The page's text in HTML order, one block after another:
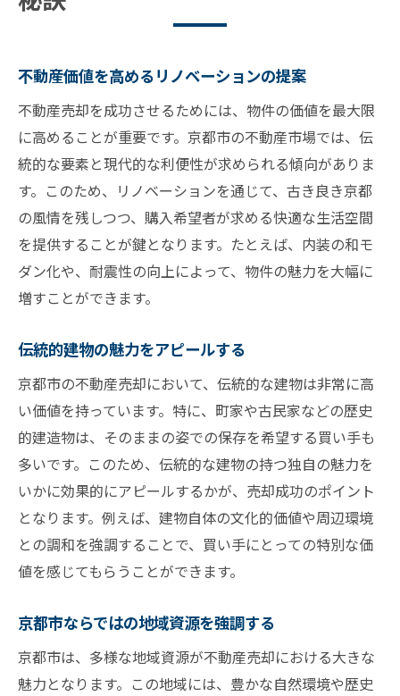
不動産価値を高めるリノベーションの提案
不動産売却を成功させるためには、物件の価値を最大限
に高めることが重要です。京都市の不動産市場では、伝
統的な要素と現代的な利便性が求められる傾向がありま
す。このため、リノベーションを通じて、古き良き京都
の風情を残しつつ、購入希望者が求める快適な生活空間
を提供することが鍵となります。たとえば、内装の和モ
ダン化や、耐震性の向上によって、物件の魅力を大幅に
増すことができます。
伝統的建物の魅力をアピールする
京都市の不動産売却において、伝統的な建物は非常に高
い価値を持っています。特に、町家や古民家などの歴史
的建造物は、そのままの姿での保存を希望する買い手も
多いです。このため、伝統的な建物の持つ独自の魅力を
いかに効果的にアピールするかが、売却成功のポイント
となります。例えば、建物自体の文化的価値や周辺環境
との調和を強調することで、買い手にとっての特別な価
値を感じてもらうことができます。
京都市ならではの地域資源を強調する
京都市は、多様な地域資源が不動産売却における大きな
魅力となります。この地域には、豊かな自然環境や歴史